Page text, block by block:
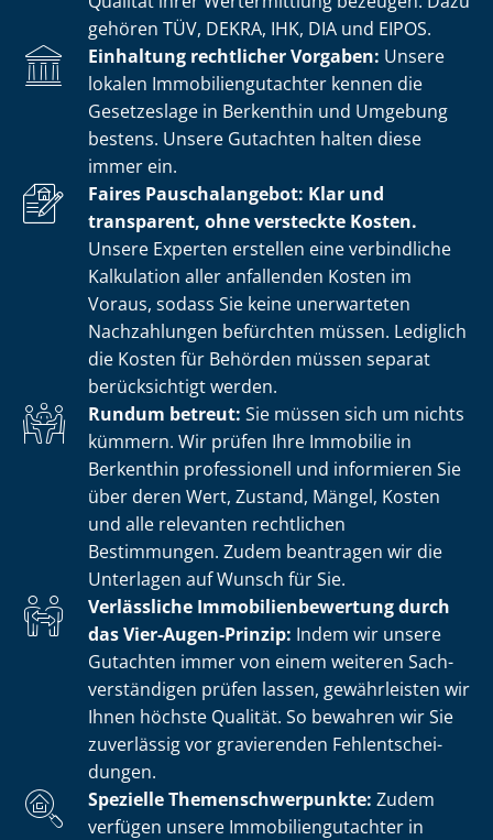
gehören TÜV, DEKRA, IHK, DIA und EIPOS.
Einhaltung rechtlicher Vorgaben: Unsere
lokalen Im­mo­bi­li­en­gut­ach­ter kennen die
Gesetzeslage in Berkenthin und Umgebung
bestens. Unsere Gutachten halten diese
immer ein.
Faires Pauschalangebot: Klar und
transparent, ohne versteckte Kosten.
Unsere Experten erstellen eine verbindliche
Kalkulation aller anfallenden Kosten im
Voraus, sodass Sie keine unerwarteten
Nachzahlungen befürchten müssen. Lediglich
die Kosten für Behörden müssen separat
berücksichtigt werden.
Rundum betreut: Sie müssen sich um nichts
kümmern. Wir prüfen Ihre Immobilie in
Berkenthin professionell und informieren Sie
über deren Wert, Zustand, Mängel, Kosten
und alle relevanten rechtlichen
Bestimmungen. Zudem beantragen wir die
Unterlagen auf Wunsch für Sie.
Verlässliche Im­mo­bi­li­en­be­wer­tung durch
das Vier-Augen-Prinzip: Indem wir unsere
Gutachten immer von einem weiteren Sach­
ver­stän­di­gen prüfen lassen, gewährleisten wir
Ihnen höchste Qualität. So bewahren wir Sie
zuverlässig vor gravierenden Fehl­ent­schei­
dun­gen.
Spezielle The­men­schwer­punk­te: Zudem
verfügen unsere Im­mo­bi­li­en­gut­ach­ter in